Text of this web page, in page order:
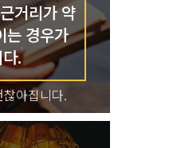
거리가 약
는 경우가
.
아집니다.